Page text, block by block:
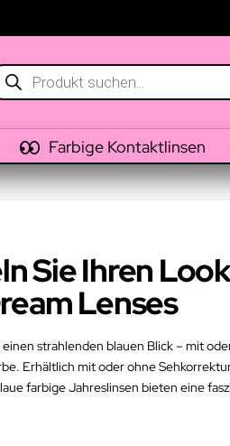
Farbige Kontaktlinsen
Sie Ihren
Lenses
strahlenden blauen Blick – mit
Erhältlich mit oder ohne
farbige Jahreslinsen bieten eine